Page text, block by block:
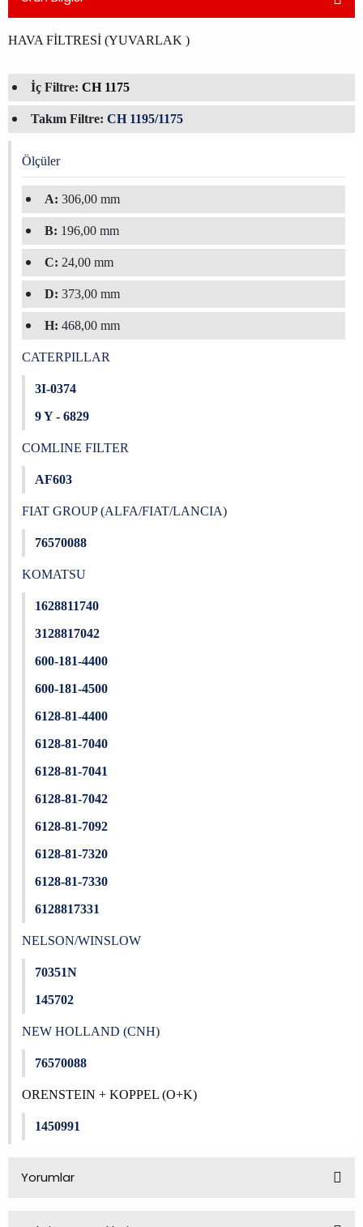
HAVA FİLTRESİ (YUVARLAK )
İç Filtre: CH 1175
Takım Filtre: CH 1195/1175
Ölçüler
A: 306,00 mm
B: 196,00 mm
C: 24,00 mm
D: 373,00 mm
H: 468,00 mm
CATERPILLAR
3I-0374
9 Y - 6829
COMLINE FILTER
AF603
FIAT GROUP (ALFA/FIAT/LANCIA)
76570088
KOMATSU
1628811740
3128817042
600-181-4400
600-181-4500
6128-81-4400
6128-81-7040
6128-81-7041
6128-81-7042
6128-81-7092
6128-81-7320
6128-81-7330
6128817331
NELSON/WINSLOW
70351N
145702
NEW HOLLAND (CNH)
76570088
ORENSTEIN + KOPPEL (O+K)
1450991
Yorumlar